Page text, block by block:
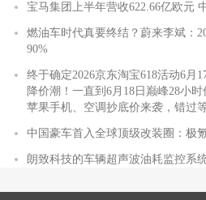
宝马集团上半年营收622.66亿欧元
燃油车时代真要终结？蔚来李斌：
90%
终于确定2026京东淘宝618活动6月
降价潮！一直到6月18日巅峰28小
苹果手机、空调抄底价来袭，错过
中国豪车首入全球顶级改装圈：极
朗致科技的车辆超声波油耗监控系